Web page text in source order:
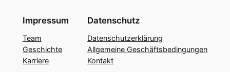
Impressum
Team
Geschichte
Karriere
Datenschutz
Datenschutzerklärung
Allgemeine Geschäftsbedingungen
Kontakt